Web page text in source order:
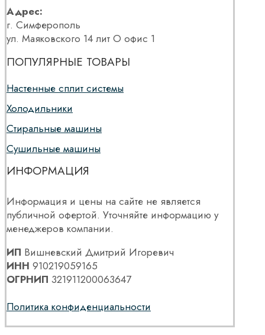
Адрес:
г. Симферополь
ул. Маяковского 14 лит О офис 1
ПОПУЛЯРНЫЕ ТОВАРЫ
Настенные сплит системы
Холодильники
Стиральные машины
Сушильные машины
ИНФОРМАЦИЯ
Информация и цены на сайте не является
публичной офертой. Уточняйте информацию у
менеджеров компании.
ИП Вишневский Дмитрий Игоревич
ИНН 910219059165
ОГРНИП 321911200063647
Политика конфиденциальности